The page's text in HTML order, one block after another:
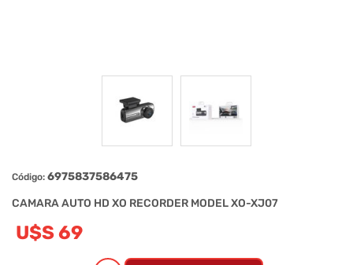
Código: 6975837586475
CAMARA AUTO HD XO RECORDER MODEL XO-XJ07
U$S 69